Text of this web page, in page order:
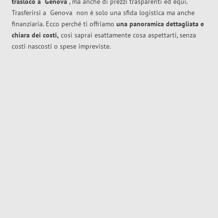
Trasferirsi a Genova non è solo una sfida logistica ma anche
finanziaria. Ecco perché ti offriamo una panoramica dettagliata e
chiara dei costi, così saprai esattamente cosa aspettarti, senza
costi nascosti o spese impreviste.